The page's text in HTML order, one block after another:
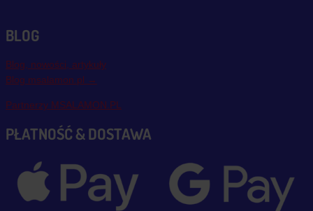
BLOG
Blog, nowości, artykuły
Blog msalamon.pl →
Partnerzy MSALAMON.PL
PŁATNOŚĆ & DOSTAWA